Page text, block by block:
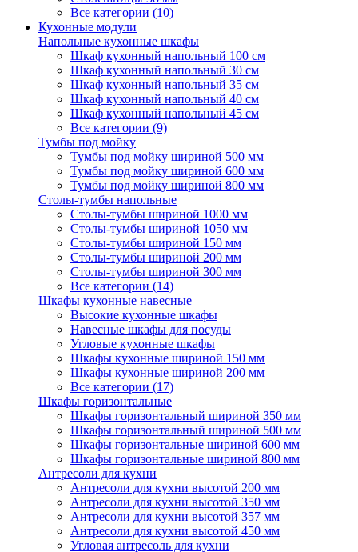
Все категории (10)
Кухонные модули
Напольные кухонные шкафы
Шкаф кухонный напольный 100 см
Шкаф кухонный напольный 30 см
Шкаф кухонный напольный 35 см
Шкаф кухонный напольный 40 см
Шкаф кухонный напольный 45 см
Все категории (9)
Тумбы под мойку
Тумбы под мойку шириной 500 мм
Тумбы под мойку шириной 600 мм
Тумбы под мойку шириной 800 мм
Столы-тумбы напольные
Столы-тумбы шириной 1000 мм
Столы-тумбы шириной 1050 мм
Столы-тумбы шириной 150 мм
Столы-тумбы шириной 200 мм
Столы-тумбы шириной 300 мм
Все категории (14)
Шкафы кухонные навесные
Высокие кухонные шкафы
Навесные шкафы для посуды
Угловые кухонные шкафы
Шкафы кухонные шириной 150 мм
Шкафы кухонные шириной 200 мм
Все категории (17)
Шкафы горизонтальные
Шкафы горизонтальный шириной 350 мм
Шкафы горизонтальный шириной 500 мм
Шкафы горизонтальные шириной 600 мм
Шкафы горизонтальные шириной 800 мм
Антресоли для кухни
Антресоли для кухни высотой 200 мм
Антресоли для кухни высотой 350 мм
Антресоли для кухни высотой 357 мм
Антресоли для кухни высотой 450 мм
Угловая антресоль для кухни